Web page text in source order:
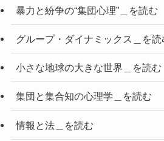
暴力と紛争の“集団心理”＿を読む
グループ・ダイナミックス＿を読
小さな地球の大きな世界＿を読む
集団と集合知の心理学＿を読む
情報と法＿を読む